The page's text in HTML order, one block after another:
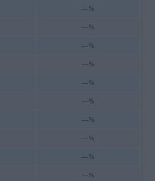
---%
---%
---%
---%
---%
---%
---%
---%
---%
---%